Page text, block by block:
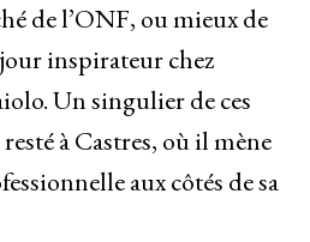
de l’ONF, ou mieux de
inspirateur chez
Un singulier de ces
à Castres, où il mène
aux côtés de sa